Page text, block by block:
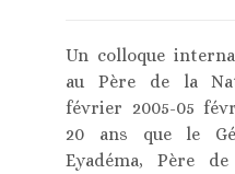
Un colloque
au Père de la
février 2005-05
20 ans que le
Eyadéma, Père